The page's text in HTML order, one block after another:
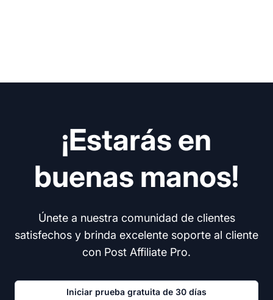
¡Estarás en
buenas manos!
Únete a nuestra comunidad de clientes
satisfechos y brinda excelente soporte al cliente
con Post Affiliate Pro.
Iniciar prueba gratuita de 30 días